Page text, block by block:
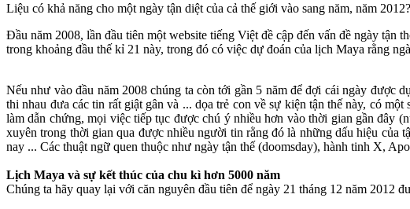
Liệu có khả năng cho một ngày tận diệt của cả thế giới vào sang năm, năm
Đầu năm 2008, lần đầu tiên một website tiếng Việt đề cập đến vấn đề ngày tận
trong khoảng đầu thế kỉ 21 này, trong đó có việc dự đoán của lịch Maya rằng
Nếu như vào đầu năm 2008 chúng ta còn tới gần 5 năm để đợi cái ngày được
thi nhau đưa các tin rất giật gân và ... dọa trẻ con về sự kiện tận thế này, có
làm dẫn chứng, mọi việc tiếp tục được chú ý nhiều hơn vào thời gian gần đây
xuyên trong thời gian qua được nhiều người tin rằng đó là những dấu hiệu
nay ... Các thuật ngữ quen thuộc như ngày tận thế (doomsday), hành tinh X,
Lịch Maya và sự kết thúc của chu kì hơn 5000 năm
Chúng ta hãy quay lại với căn nguyên đầu tiên để ngày 21 tháng 12 năm 2012